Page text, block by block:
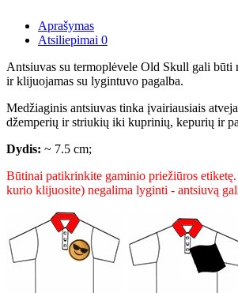
Aprašymas
Atsiliepimai 0
Antsiuvas su termoplėvele Old Skull gali būti
ir klijuojamas su lygintuvo pagalba.
Medžiaginis antsiuvas tinka įvairiausiais
džemperių ir striukių iki kuprinių, kepurių ir
Dydis: ~ 7.5 cm;
Būtinai patikrinkite gaminio priežiūros
kurio klijuosite) negalima lyginti - antsiuvą